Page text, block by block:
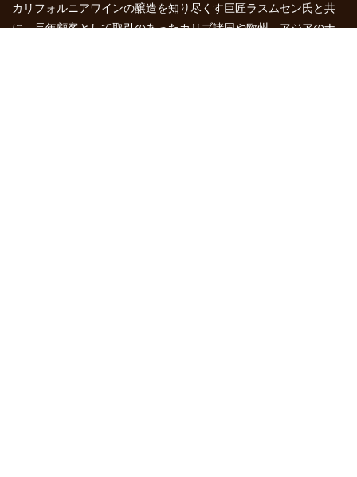
カリフォルニアワインの醸造を知り尽くす巨匠ラスムセン氏と共
に、長年顧客として取引のあったカリブ諸国や欧州、アジアのナ